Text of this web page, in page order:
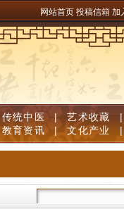
网站首页 投稿信箱 加
传统中医 | 艺术收藏
教育资讯 | 文化产业
儿童补脑产品如何挑选？